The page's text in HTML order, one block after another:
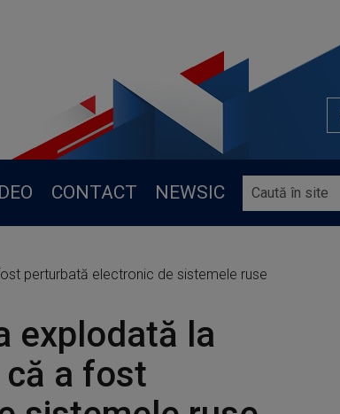
CONTACT NEWSIC
perturbată electronic de sistemele ruse
explodată la
a fost